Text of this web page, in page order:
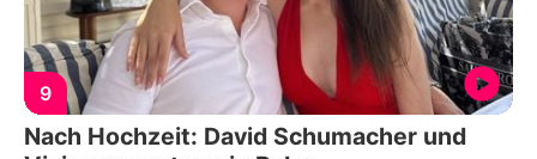
9
Nach Hochzeit: David Schumacher und